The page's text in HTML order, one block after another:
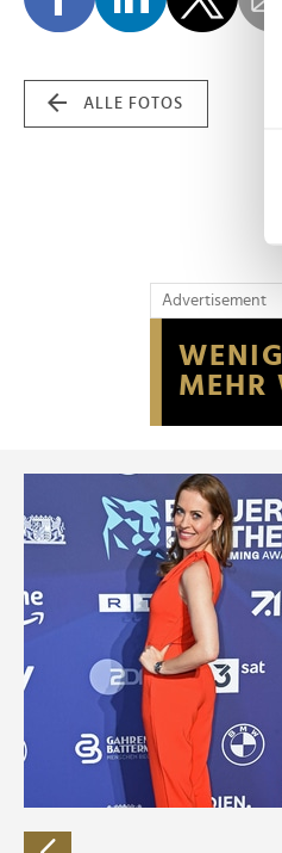
ALLE FOTOS
Advertisement